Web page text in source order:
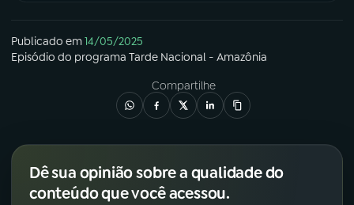
Publicado em14/05/2025
Episódio do programa Tarde Nacional - Amazônia
Compartilhe
Dê sua opinião sobre a qualidade do
conteúdo que você acessou.